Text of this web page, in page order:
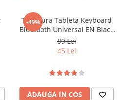
-49%
Tastatura Tableta Keyboard
Bluetooth Universal EN Black
Bulk
89 Lei
45 Lei
ADAUGA IN COS